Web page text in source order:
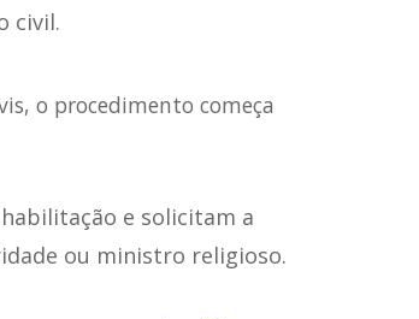
civil.
o procedimento começa
e solicitam a
ou ministro religioso.